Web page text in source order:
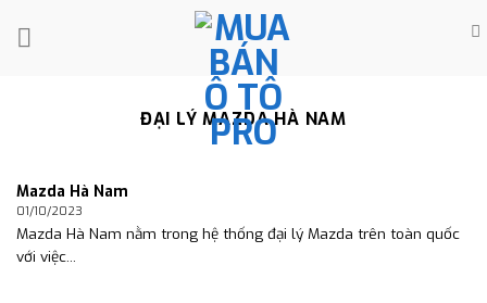
ĐẠI LÝ MAZDA HÀ NAM
Mazda Hà Nam
01/10/2023
Mazda Hà Nam nằm trong hệ thống đại lý Mazda trên toàn quốc
với việc...